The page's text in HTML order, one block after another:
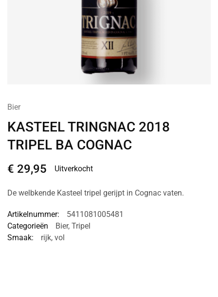
Bier
KASTEEL TRINGNAC 2018
TRIPEL BA COGNAC
€ 29,95 Uitverkocht
De welbkende Kasteel tripel gerijpt in Cognac vaten.
Artikelnummer:
5411081005481
Categorieën
Bier, Tripel
Smaak:
rijk, vol